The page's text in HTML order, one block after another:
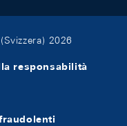
2026
responsabilità